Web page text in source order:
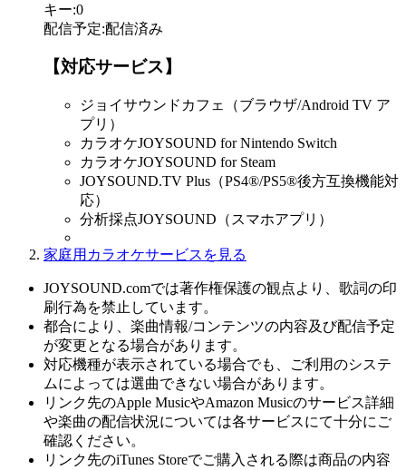
キー:0
配信予定:配信済み
【対応サービス】
ジョイサウンドカフェ（ブラウザ/Android TV ア
プリ）
カラオケJOYSOUND for Nintendo Switch
カラオケJOYSOUND for Steam
JOYSOUND.TV Plus（PS4®/PS5®後方互換機能対
応）
分析採点JOYSOUND（スマホアプリ）
家庭用カラオケサービスを見る
JOYSOUND.comでは著作権保護の観点より、歌詞の印
刷行為を禁止しています。
都合により、楽曲情報/コンテンツの内容及び配信予定
が変更となる場合があります。
対応機種が表示されている場合でも、ご利用のシステ
ムによっては選曲できない場合があります。
リンク先のApple MusicやAmazon Musicのサービス詳細
や楽曲の配信状況については各サービスにて十分にご
確認ください。
リンク先のiTunes Storeでご購入される際は商品の内容